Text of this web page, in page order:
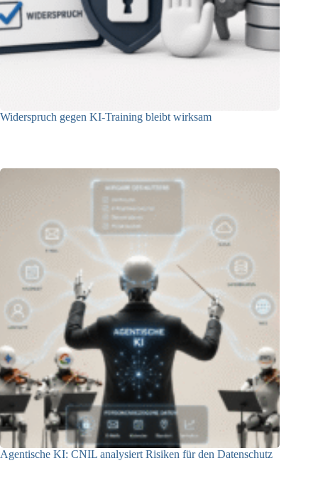
Widerspruch gegen KI-Training bleibt wirksam
Agentische KI: CNIL analysiert Risiken für den Datenschutz